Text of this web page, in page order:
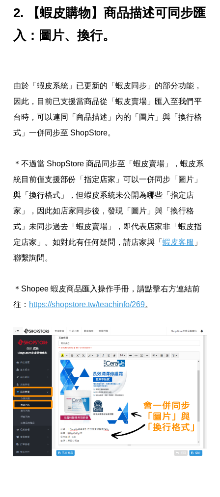
2. 【蝦皮購物】商品描述可同步匯
入：圖片、換行。
由於「蝦皮系統」已更新的「蝦皮同步」的部分功能，
因此，目前已支援當商品從「蝦皮賣場」匯入至我們平
台時，可以連同「商品描述」內的「圖片」與「換行格
式」一併同步至 ShopStore。
＊不過當 ShopStore 商品同步至「蝦皮賣場」，蝦皮系
統目前僅支援部份「指定店家」可以一併同步 「圖片」
與「換行格式」，但蝦皮系統未公開為哪些「指定店
家」，因此如店家同步後，發現「圖片」與「換行格
式」未同步過去「蝦皮賣場」，即代表店家非「蝦皮指
定店家」。如對此有任何疑問，請店家與「 蝦皮客服 」
聯繫詢問。
＊Shopee 蝦皮商品匯入操作手冊，請點擊右方連結前
往： https://shopstore.tw/teachinfo/269。